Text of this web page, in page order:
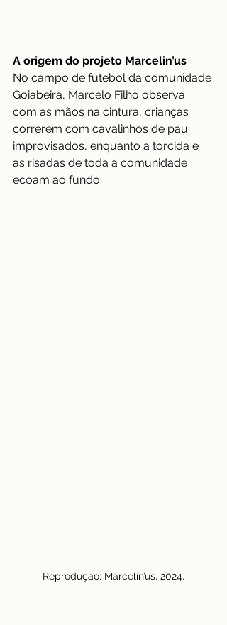
A origem do projeto Marcelin’us
No campo de futebol da comunidade
Goiabeira, Marcelo Filho observa
com as mãos na cintura, crianças
correrem com cavalinhos de pau
improvisados, enquanto a torcida e
as risadas de toda a comunidade
ecoam ao fundo.
Reprodução: Marcelin’us, 2024.